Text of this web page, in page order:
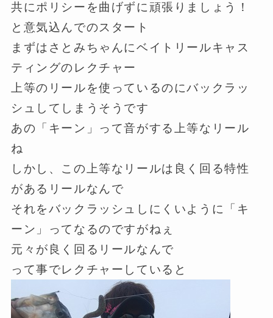
共にポリシーを曲げずに頑張りましょう！
と意気込んでのスタート
まずはさとみちゃんにベイトリールキャス
ティングのレクチャー
上等のリールを使っているのにバックラッ
シュしてしまうそうです
あの「キーン」って音がする上等なリール
ね
しかし、この上等なリールは良く回る特性
があるリールなんで
それをバックラッシュしにくいように「キ
ーン」ってなるのですがねぇ
元々が良く回るリールなんで
って事でレクチャーしていると